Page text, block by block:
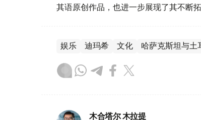
其语原创作品，也进一步展现了其不断
娱乐 迪玛希 文化 哈萨克斯坦与土
木合塔尔 木拉提